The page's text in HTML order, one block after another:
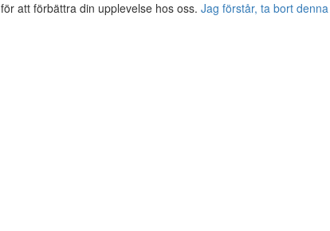
för att förbättra din upplevelse hos oss. Jag förstår, ta bort